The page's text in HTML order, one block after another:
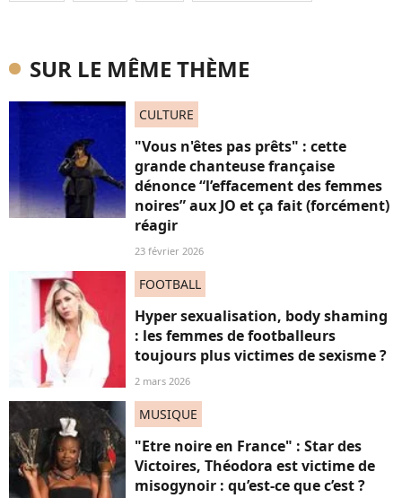
SUR LE MÊME THÈME
CULTURE
"Vous n'êtes pas prêts" : cette
grande chanteuse française
dénonce “l’effacement des femmes
noires” aux JO et ça fait (forcément)
réagir
23 février 2026
FOOTBALL
Hyper sexualisation, body shaming
: les femmes de footballeurs
toujours plus victimes de sexisme ?
2 mars 2026
MUSIQUE
"Etre noire en France" : Star des
Victoires, Théodora est victime de
misogynoir : qu’est-ce que c’est ?